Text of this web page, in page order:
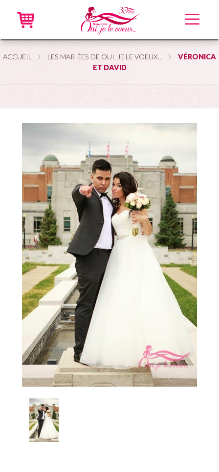
En ligne
VIP
À propos
Conseils
Blogue
Carrière
Contact
Prendre rendez-vous
Favoris
Mon panier
EN
ACCUEIL LES MARIÉES DE OUI, JE LE VOEUX...
VÉRONICA
ET DAVID